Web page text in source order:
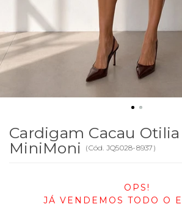
Cardigam Cacau
MiniMoni
(Cód. JQ5028-8937)
OPS!
JÁ VENDEMOS TODO O